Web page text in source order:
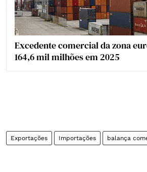
Excedente comercial da zona
164,6 mil milhões em 2025
Exportações Importações balança